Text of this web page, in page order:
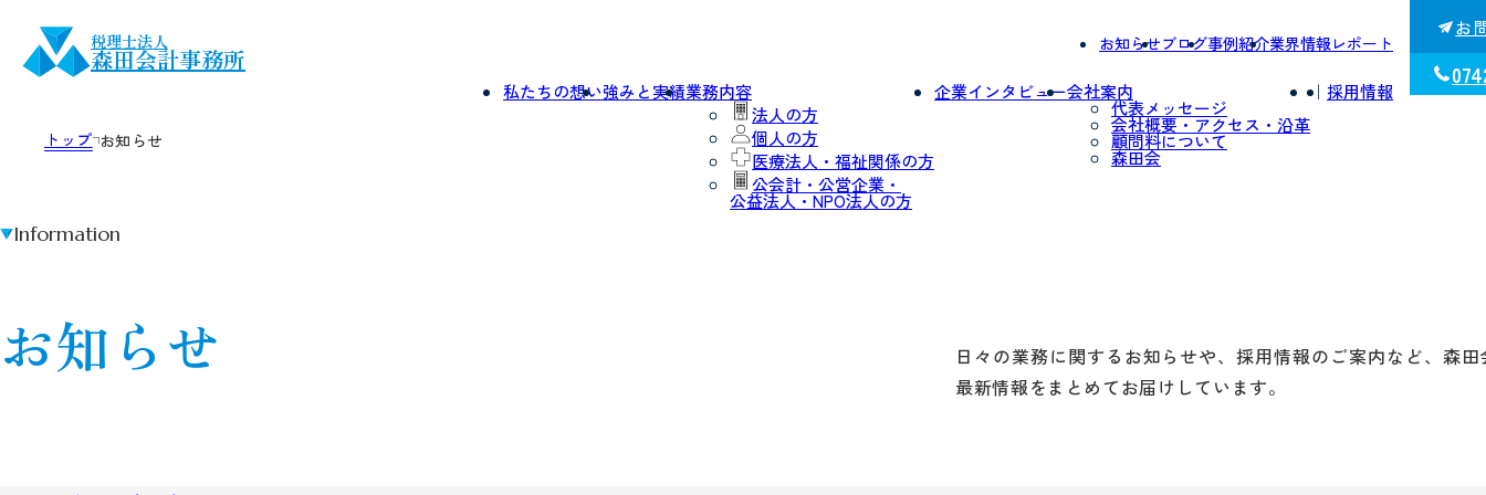
税理士法人
森田会計事務所 お知らせブログ事例紹介業界情報レポート
私たちの想い強みと実績業務内容
法人の方
個人の方
医療法人・福祉関係の方
公会計・公営企業・
公益法人・NPO法人の方
企業インタビュー会社案内
代表メッセージ
会社概要・アクセス・沿革
顧問料について
森田会
｜ 採用情報
お
トップ お知らせ
お知らせ
Information
日々の業務に関するお知らせや、採用情報のご案内など、森
最新情報をまとめてお届けしています。